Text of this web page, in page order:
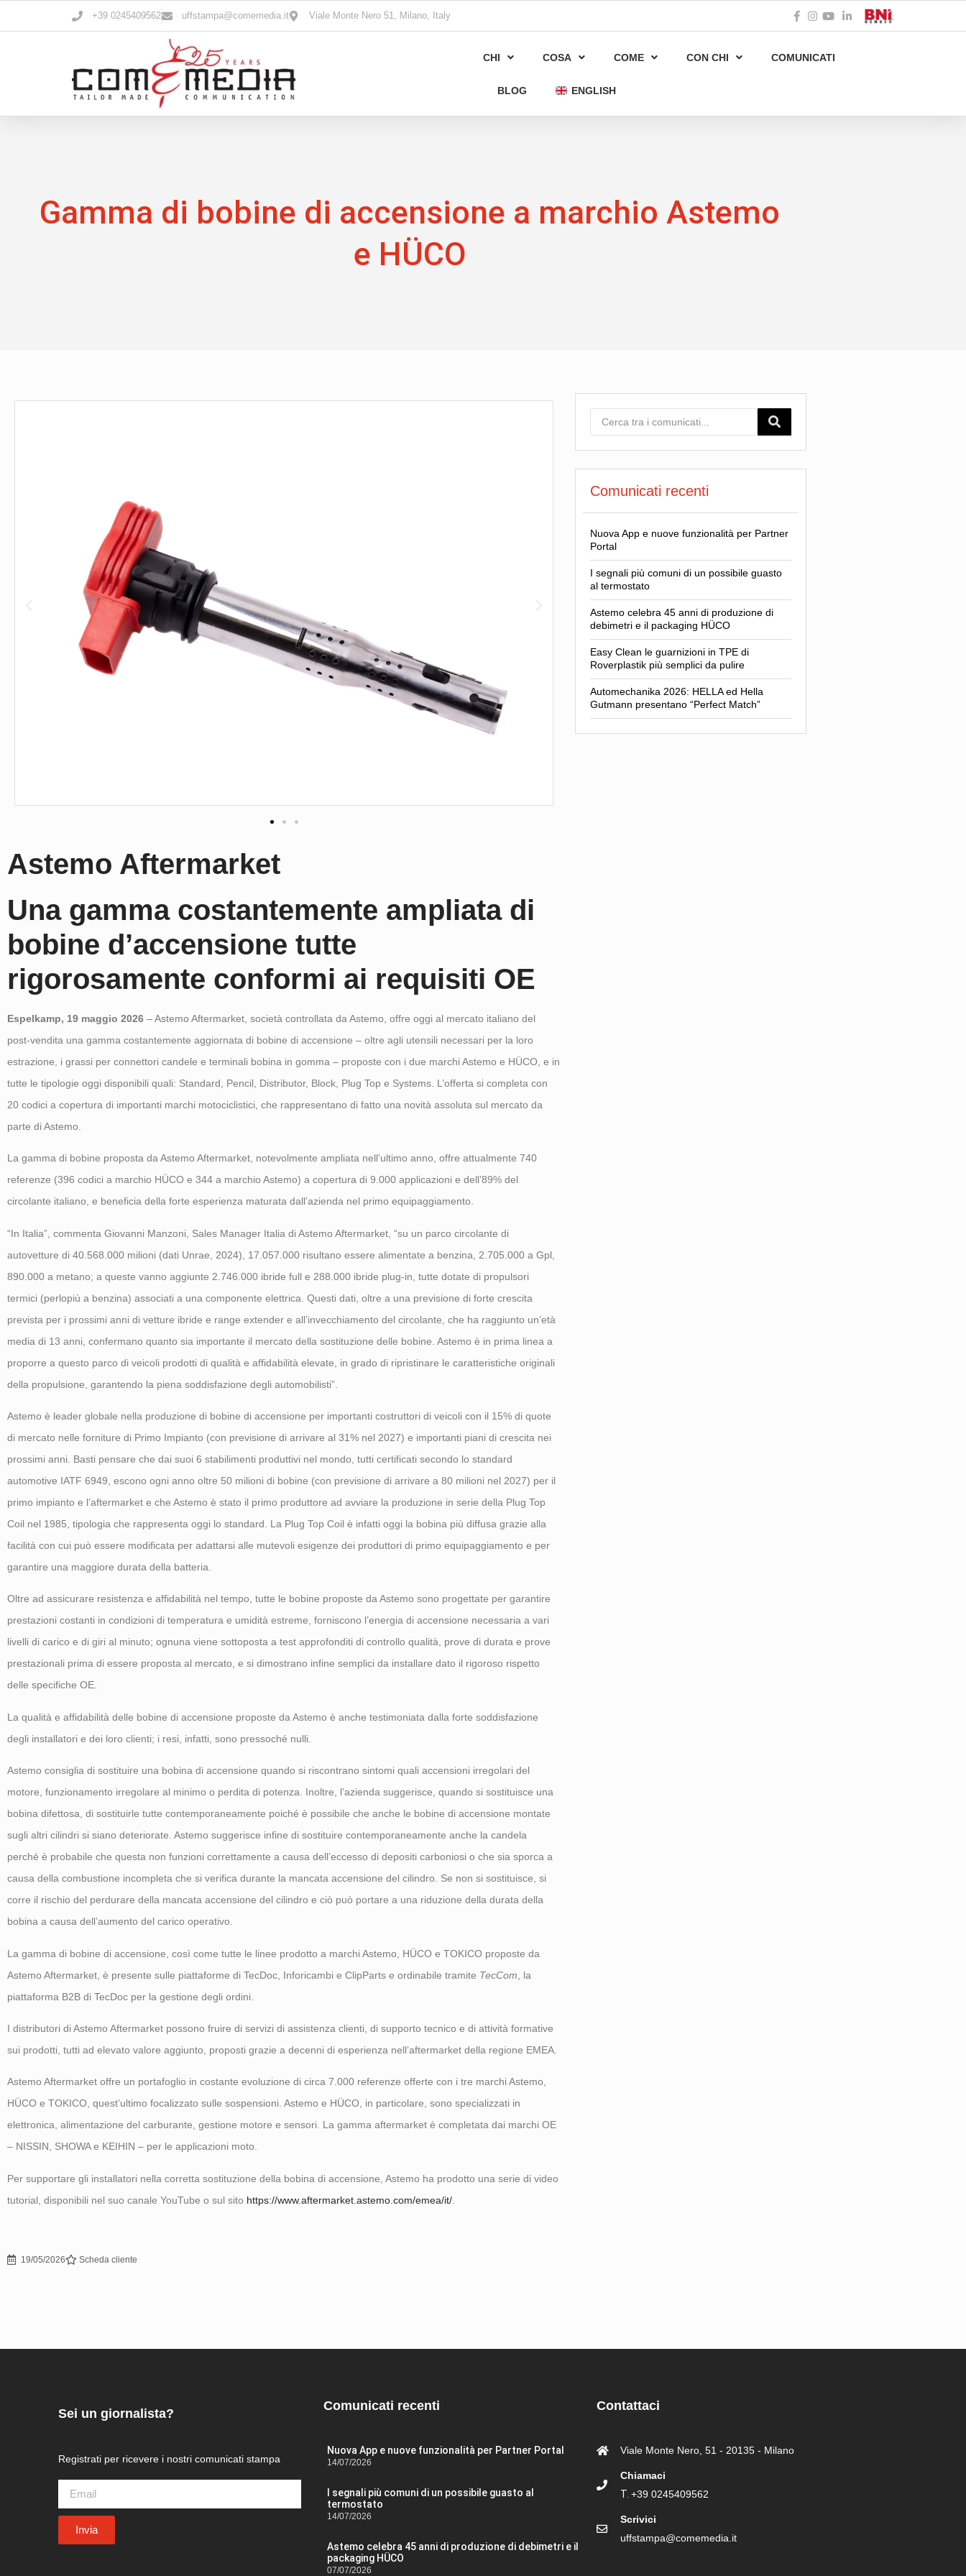
+39 0245409562 uffstampa@comemedia.it Viale Monte Nero 51, Milano, Italy
CHI COSA COME CON CHI COMUNICATI
BLOG ENGLISH
Gamma di bobine di accensione a marchio Astemo
e HÜCO
Astemo Aftermarket
Una gamma costantemente ampliata di
bobine d’accensione tutte
rigorosamente conformi ai requisiti OE
Espelkamp, 19 maggio 2026 – Astemo Aftermarket, società controllata da Astemo, offre oggi al mercato italiano del
post-vendita una gamma costantemente aggiornata di bobine di accensione – oltre agli utensili necessari per la loro
estrazione, i grassi per connettori candele e terminali bobina in gomma – proposte con i due marchi Astemo e HÜCO, e in
tutte le tipologie oggi disponibili quali: Standard, Pencil, Distributor, Block, Plug Top e Systems. L’offerta si completa con
20 codici a copertura di importanti marchi motociclistici, che rappresentano di fatto una novità assoluta sul mercato da
parte di Astemo.
La gamma di bobine proposta da Astemo Aftermarket, notevolmente ampliata nell’ultimo anno, offre attualmente 740
referenze (396 codici a marchio HÜCO e 344 a marchio Astemo) a copertura di 9.000 applicazioni e dell’89% del
circolante italiano, e beneficia della forte esperienza maturata dall’azienda nel primo equipaggiamento.
“In Italia”, commenta Giovanni Manzoni, Sales Manager Italia di Astemo Aftermarket, “su un parco circolante di
autovetture di 40.568.000 milioni (dati Unrae, 2024), 17.057.000 risultano essere alimentate a benzina, 2.705.000 a Gpl,
890.000 a metano; a queste vanno aggiunte 2.746.000 ibride full e 288.000 ibride plug-in, tutte dotate di propulsori
termici (perlopiù a benzina) associati a una componente elettrica. Questi dati, oltre a una previsione di forte crescita
prevista per i prossimi anni di vetture ibride e range extender e all’invecchiamento del circolante, che ha raggiunto un’età
media di 13 anni, confermano quanto sia importante il mercato della sostituzione delle bobine. Astemo è in prima linea a
proporre a questo parco di veicoli prodotti di qualità e affidabilità elevate, in grado di ripristinare le caratteristiche originali
della propulsione, garantendo la piena soddisfazione degli automobilisti”.
Astemo è leader globale nella produzione di bobine di accensione per importanti costruttori di veicoli con il 15% di quote
di mercato nelle forniture di Primo Impianto (con previsione di arrivare al 31% nel 2027) e importanti piani di crescita nei
prossimi anni. Basti pensare che dai suoi 6 stabilimenti produttivi nel mondo, tutti certificati secondo lo standard
automotive IATF 6949, escono ogni anno oltre 50 milioni di bobine (con previsione di arrivare a 80 milioni nel 2027) per il
primo impianto e l’aftermarket e che Astemo è stato il primo produttore ad avviare la produzione in serie della Plug Top
Coil nel 1985, tipologia che rappresenta oggi lo standard. La Plug Top Coil è infatti oggi la bobina più diffusa grazie alla
facilità con cui può essere modificata per adattarsi alle mutevoli esigenze dei produttori di primo equipaggiamento e per
garantire una maggiore durata della batteria.
Oltre ad assicurare resistenza e affidabilità nel tempo, tutte le bobine proposte da Astemo sono progettate per garantire
prestazioni costanti in condizioni di temperatura e umidità estreme, forniscono l’energia di accensione necessaria a vari
livelli di carico e di giri al minuto; ognuna viene sottoposta a test approfonditi di controllo qualità, prove di durata e prove
prestazionali prima di essere proposta al mercato, e si dimostrano infine semplici da installare dato il rigoroso rispetto
delle specifiche OE.
La qualità e affidabilità delle bobine di accensione proposte da Astemo è anche testimoniata dalla forte soddisfazione
degli installatori e dei loro clienti; i resi, infatti, sono pressoché nulli.
Astemo consiglia di sostituire una bobina di accensione quando si riscontrano sintomi quali accensioni irregolari del
motore, funzionamento irregolare al minimo o perdita di potenza. Inoltre, l’azienda suggerisce, quando si sostituisce una
bobina difettosa, di sostituirle tutte contemporaneamente poiché è possibile che anche le bobine di accensione montate
sugli altri cilindri si siano deteriorate. Astemo suggerisce infine di sostituire contemporaneamente anche la candela
perché è probabile che questa non funzioni correttamente a causa dell’eccesso di depositi carboniosi o che sia sporca a
causa della combustione incompleta che si verifica durante la mancata accensione del cilindro. Se non si sostituisce, si
corre il rischio del perdurare della mancata accensione del cilindro e ciò può portare a una riduzione della durata della
bobina a causa dell’aumento del carico operativo.
La gamma di bobine di accensione, così come tutte le linee prodotto a marchi Astemo, HÜCO e TOKICO proposte da
Astemo Aftermarket, è presente sulle piattaforme di TecDoc, Inforicambi e ClipParts e ordinabile tramite TecCom , la
piattaforma B2B di TecDoc per la gestione degli ordini.
I distributori di Astemo Aftermarket possono fruire di servizi di assistenza clienti, di supporto tecnico e di attività formative
sui prodotti, tutti ad elevato valore aggiunto, proposti grazie a decenni di esperienza nell’aftermarket della regione EMEA.
Astemo Aftermarket offre un portafoglio in costante evoluzione di circa 7.000 referenze offerte con i tre marchi Astemo,
HÜCO e TOKICO, quest’ultimo focalizzato sulle sospensioni. Astemo e HÜCO, in particolare, sono specializzati in
elettronica, alimentazione del carburante, gestione motore e sensori. La gamma aftermarket è completata dai marchi OE
– NISSIN, SHOWA e KEIHIN – per le applicazioni moto.
Per supportare gli installatori nella corretta sostituzione della bobina di accensione, Astemo ha prodotto una serie di video
tutorial, disponibili nel suo canale YouTube o sul sito https://www.aftermarket.astemo.com/emea/it/
19/05/2026 Scheda cliente
Comunicati recenti
Nuova App e nuove funzionalità per Partner
Portal
I segnali più comuni di un possibile guasto
al termostato
Astemo celebra 45 anni di produzione di
debimetri e il packaging HÜCO
Easy Clean le guarnizioni in TPE di
Roverplastik più semplici da pulire
Automechanika 2026: HELLA ed Hella
Gutmann presentano “Perfect Match”
Sei un giornalista?
Registrati per ricevere i nostri comunicati stampa
Invia
Comunicati recenti
Nuova App e nuove funzionalità per Partner Portal
14/07/2026
I segnali più comuni di un possibile guasto al
termostato
14/07/2026
Astemo celebra 45 anni di produzione di debimetri e il
packaging HÜCO
07/07/2026
Contattaci
Viale Monte Nero, 51 - 20135 - Milano
Chiamaci
T. +39 0245409562
Scrivici
uffstampa@comemedia.it